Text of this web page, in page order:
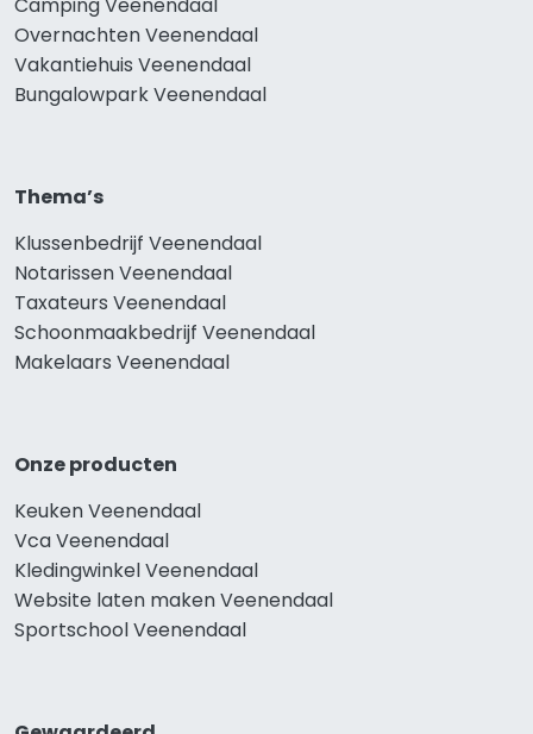
Camping Veenendaal
Overnachten Veenendaal
Vakantiehuis Veenendaal
Bungalowpark Veenendaal
Thema’s
Klussenbedrijf Veenendaal
Notarissen Veenendaal
Taxateurs Veenendaal
Schoonmaakbedrijf Veenendaal
Makelaars Veenendaal
Onze producten
Keuken Veenendaal
Vca Veenendaal
Kledingwinkel Veenendaal
Website laten maken Veenendaal
Sportschool Veenendaal